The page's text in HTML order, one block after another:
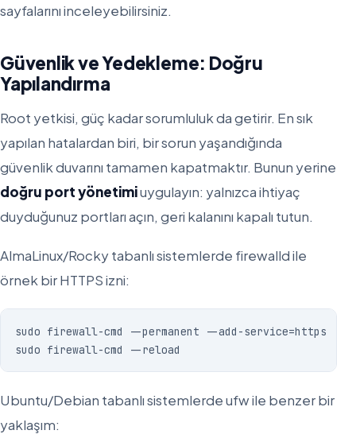
sayfalarını inceleyebilirsiniz.
Güvenlik ve Yedekleme: Doğru
Yapılandırma
Root yetkisi, güç kadar sorumluluk da getirir. En sık
yapılan hatalardan biri, bir sorun yaşandığında
güvenlik duvarını tamamen kapatmaktır. Bunun yerine
doğru port yönetimiuygulayın: yalnızca ihtiyaç
duyduğunuz portları açın, geri kalanını kapalı tutun.
AlmaLinux/Rocky tabanlı sistemlerde firewalld ile
örnek bir HTTPS izni:
sudo firewall-cmd --permanent --add-service=https
sudo firewall-cmd --reload
Ubuntu/Debian tabanlı sistemlerde ufw ile benzer bir
yaklaşım: